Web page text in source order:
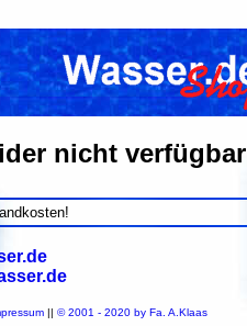
nicht verfügbar
|| © 2001 - 2020 by Fa. A.Klaas